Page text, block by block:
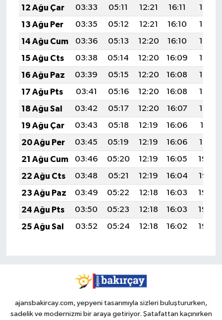
12 Ağu Çar
03:33 05:11 12:21 16:11
19:21
13 Ağu Per
03:35 05:12 12:21 16:10
19:19
14 Ağu Cum
03:36 05:13 12:20 16:10
19:18
15 Ağu Cts
03:38 05:14 12:20 16:09
19:17
16 Ağu Paz
03:39 05:15 12:20 16:08
19:15
17 Ağu Pts
03:41 05:16 12:20 16:08
19:14
18 Ağu Sal
03:42 05:17 12:20 16:07
19:12
19 Ağu Çar
03:43 05:18 12:19 16:06
19:11
20 Ağu Per
03:45 05:19 12:19 16:06
19:10
21 Ağu Cum
03:46 05:20 12:19 16:05
19:08
22 Ağu Cts
03:48 05:21 12:19 16:04
19:07
23 Ağu Paz
03:49 05:22 12:18 16:03
19:05
24 Ağu Pts
03:50 05:23 12:18 16:03
19:04
25 Ağu Sal
03:52 05:24 12:18 16:02 19:02
ajansbakircay.com, yepyeni tasarımıyla sizleri buluştururken,
sadelik ve modernizmi bir araya getiriyor. Şatafattan kaçınırken